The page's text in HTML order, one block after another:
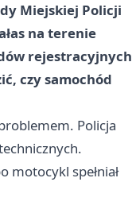
Miejskiej Policji
na terenie
rejestracyjnych
czy samochód
Policja
motocykl spełniał